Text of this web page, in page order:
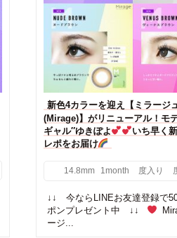
新色4カラーを迎え【ミラージ
(Mirage)】がリニューアル！モ
ギャル″ゆきぽよ
いち早く
レポをお届け
14.8mm 1month 度入り
↓↓ 今ならLINEお友達登録で
ポンプレゼント中 ↓↓
ージ...